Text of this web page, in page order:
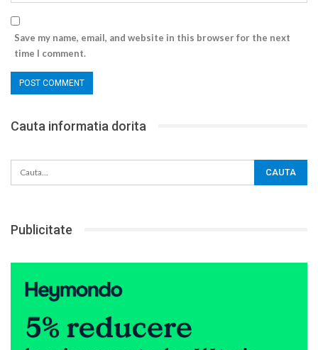
Save my name, email, and website in this browser for the next
time I comment.
Cauta informatia dorita
Publicitate